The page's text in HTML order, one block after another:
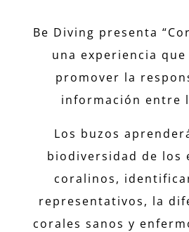
Be Diving presenta
una experiencia
promover la
información entre
Los buzos
biodiversidad de los
coralinos,
representativos, la
corales sanos y